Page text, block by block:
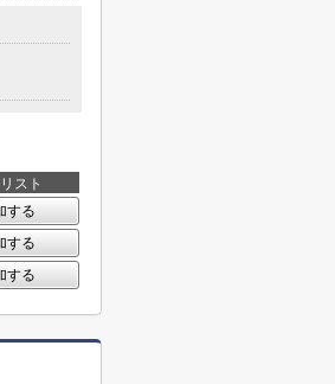
スト
する
する
する